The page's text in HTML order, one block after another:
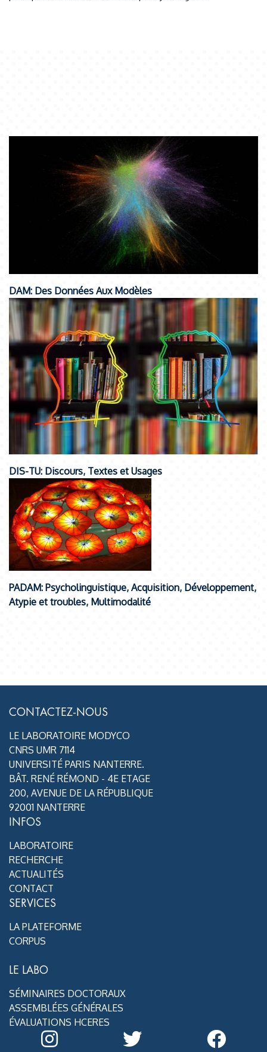
DAM: Des Données Aux Modèles
DIS-TU: Discours, Textes et Usages
PADAM: Psycholinguistique, Acquisition, Développement,
Atypie et troubles, Multimodalité
CONTACTEZ-NOUS
LE LABORATOIRE MODYCO
CNRS UMR 7114
UNIVERSITÉ PARIS NANTERRE.
BÂT. RENÉ RÉMOND - 4E ETAGE
200, AVENUE DE LA RÉPUBLIQUE
92001 NANTERRE
INFOS
LABORATOIRE
RECHERCHE
ACTUALITÉS
CONTACT
SERVICES
LA PLATEFORME
CORPUS
LE LABO
SÉMINAIRES DOCTORAUX
ASSEMBLÉES GÉNÉRALES
ÉVALUATIONS HCERES